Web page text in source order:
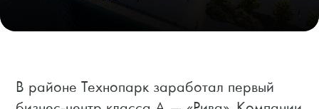
В районе Технопарк заработал первый